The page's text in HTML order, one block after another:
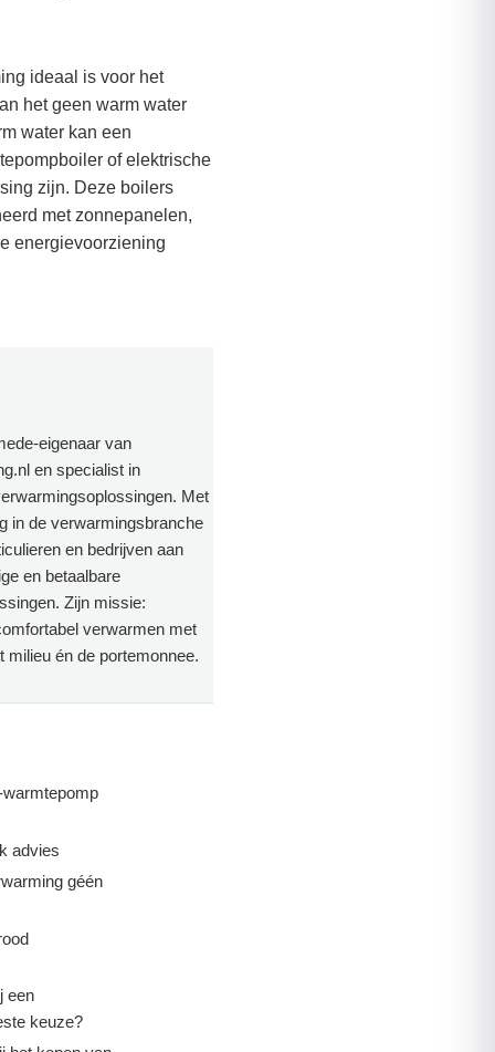
ideaal is voor het
het geen warm water
water kan een
of elektrische
zijn. Deze boilers
met zonnepanelen,
energievoorziening
eigenaar van
en specialist in
Met
in de verwarmingsbranche
en bedrijven aan
en betaalbare
Zijn missie:
verwarmen met
milieu én de portemonnee.
advies
géén
een
keuze?